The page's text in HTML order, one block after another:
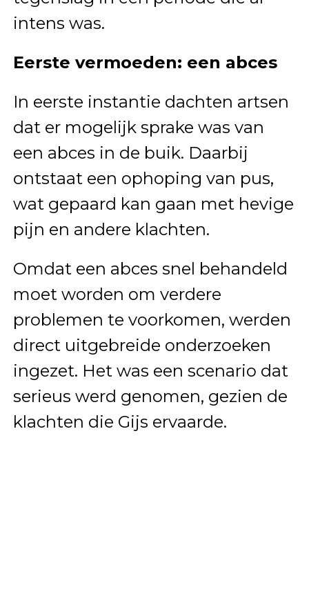
intens was.
Eerste vermoeden: een abces
In eerste instantie dachten artsen
dat er mogelijk sprake was van
een abces in de buik. Daarbij
ontstaat een ophoping van pus,
wat gepaard kan gaan met hevige
pijn en andere klachten.
Omdat een abces snel behandeld
moet worden om verdere
problemen te voorkomen, werden
direct uitgebreide onderzoeken
ingezet. Het was een scenario dat
serieus werd genomen, gezien de
klachten die Gijs ervaarde.